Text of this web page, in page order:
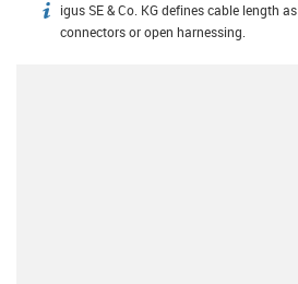
igus-icon-info
igus SE & Co. KG defines cable length
connectors or open harnessing.